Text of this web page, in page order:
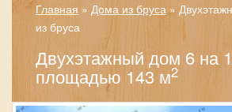
Главная » Дома из бруса »
из бруса
Двухэтажный дом 6 на
площадью 143 м2